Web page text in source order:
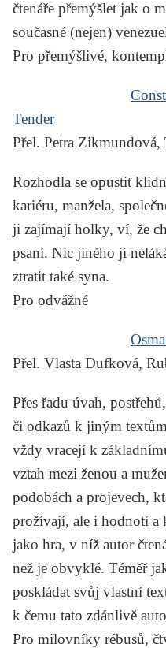
čtenáře přemýšlet jak o
současné (nejen)
Pro přemýšlivé,
Tender
Přel. Petra Zikmundová,
Rozhodla se opustit
kariéru, manžela,
ji zajímají holky, ví, že
psaní. Nic jiného ji
ztratit také syna.
Pro odvážné
Přel. Vlasta Dufková,
Přes řadu úvah,
či odkazů k jiným
vždy vracejí k
vztah mezi ženou a
podobách a projevech,
prožívají, ale i hodnotí a
jako hra, v níž autor
než je obvyklé. Téměř
poskládat svůj vlastní
k čemu tato zdánlivě
Pro milovníky rébusů,